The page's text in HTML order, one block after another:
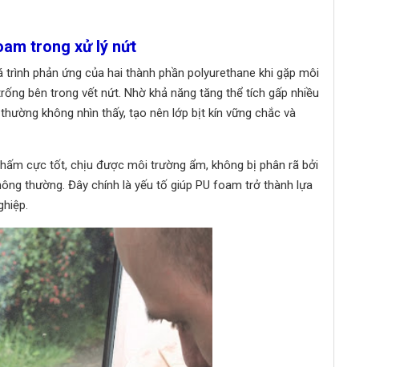
trong xử lý nứt
phản ứng của hai thành phần polyurethane khi gặp môi
bên trong vết nứt. Nhờ khả năng tăng thể tích gấp nhiều
không nhìn thấy, tạo nên lớp bịt kín vững chắc và
cực tốt, chịu được môi trường ẩm, không bị phân rã bởi
thường. Đây chính là yếu tố giúp PU foam trở thành lựa